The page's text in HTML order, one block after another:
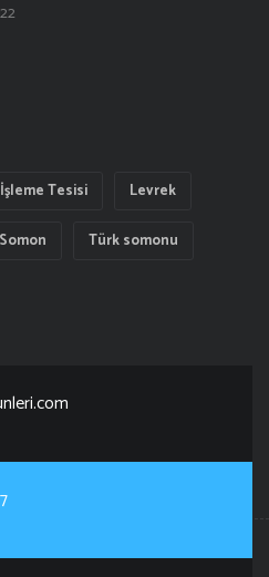
İşleme Tesisi Levrek
Somon Türk somonu